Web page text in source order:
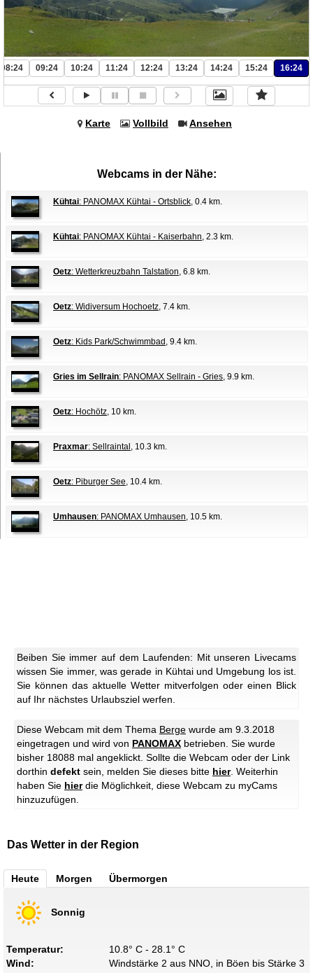
08:24 09:24 10:24 11:24 12:24 13:24 14:24 15:24 16:24
Karte Vollbild Ansehen
Webcams in der Nähe:
Kühtai: PANOMAX Kühtai - Ortsblick, 0.4 km.
Kühtai: PANOMAX Kühtai - Kaiserbahn, 2.3 km.
Oetz: Wetterkreuzbahn Talstation, 6.8 km.
Oetz: Widiversum Hochoetz, 7.4 km.
Oetz: Kids Park/Schwimmbad, 9.4 km.
Gries im Sellrain: PANOMAX Sellrain - Gries, 9.9 km.
Oetz: Hochötz, 10 km.
Praxmar: Sellraintal, 10.3 km.
Oetz: Piburger See, 10.4 km.
Umhausen: PANOMAX Umhausen, 10.5 km.
Beiben Sie immer auf dem Laufenden: Mit unseren Livecams
wissen Sie immer, was gerade in Kühtai und Umgebung los ist.
Sie können das aktuelle Wetter mitverfolgen oder einen Blick
auf Ihr nächstes Urlaubsziel werfen.
Diese Webcam mit dem Thema Berge wurde am 9.3.2018
eingetragen und wird von PANOMAX betrieben. Sie wurde
bisher 18088 mal angeklickt. Sollte die Webcam oder der Link
dorthin defekt sein, melden Sie dieses bitte hier. Weiterhin
haben Sie hierdie Möglichkeit, diese Webcam zu myCams
hinzuzufügen.
Das Wetter in der Region
Heute Morgen Übermorgen
Sonnig
Temperatur:
10.8° C - 28.1° C
Wind:
Windstärke 2 aus NNO, in Böen bis Stärke 3